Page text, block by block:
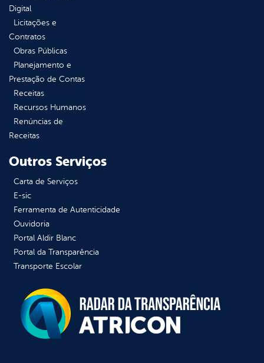
Digital
Licitações e
Contratos
Obras Públicas
Planejamento e
Prestação de Contas
Receitas
Recursos Humanos
Renúncias de
Receitas
Outros Serviços
Carta de Serviços
E-sic
Ferramenta de Autenticidade
Ouvidoria
Portal Aldir Blanc
Portal da Transparência
Transporte Escolar